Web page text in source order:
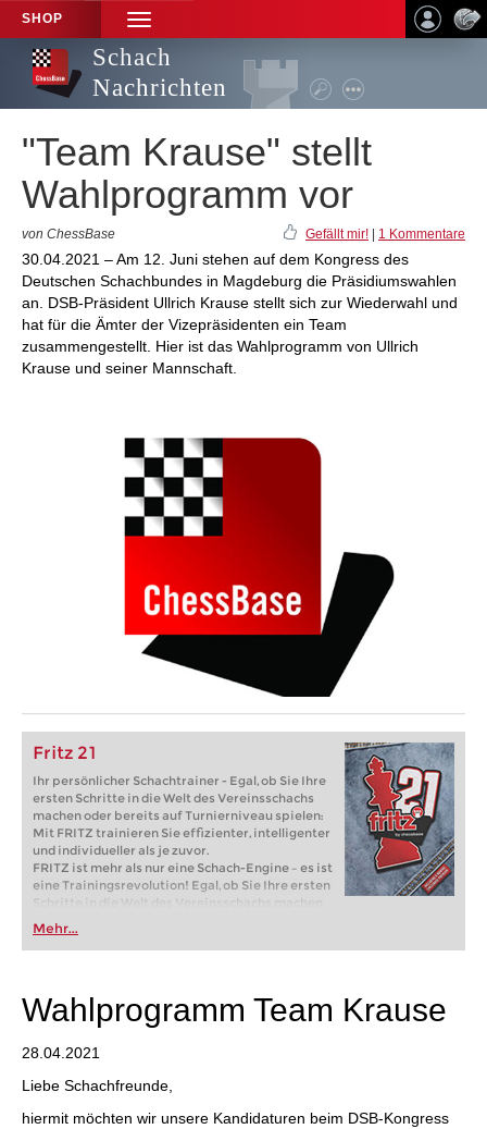
SHOP
TOGGLE
NAVIGATION
Schach
Nachrichten
"Team Krause" stellt
Wahlprogramm vor
von ChessBase Gefällt mir! 1 Kommentare
30.04.2021 – Am 12. Juni stehen auf dem Kongress des
Deutschen Schachbundes in Magdeburg die Präsidiumswahlen
an. DSB-Präsident Ullrich Krause stellt sich zur Wiederwahl und
hat für die Ämter der Vizepräsidenten ein Team
zusammengestellt. Hier ist das Wahlprogramm von Ullrich
Krause und seiner Mannschaft.
Fritz 21
Ihr persönlicher Schachtrainer - Egal, ob Sie Ihre
ersten Schritte in die Welt des Vereinsschachs
machen oder bereits auf Turnierniveau spielen:
Mit FRITZ trainieren Sie effizienter, intelligenter
und individueller als je zuvor.
FRITZ ist mehr als nur eine Schach-Engine – es ist
eine Trainingsrevolution! Egal, ob Sie Ihre ersten
Schritte in die Welt des Vereinsschachs machen
oder bereits auf Turnierniveau spielen: Mit
FRITZ trainieren Sie effizienter, intelligenter und
individueller als je zuvor.
Mehr...
Wahlprogramm Team Krause
28.04.2021
Liebe Schachfreunde,
hiermit möchten wir unsere Kandidaturen beim DSB-Kongress